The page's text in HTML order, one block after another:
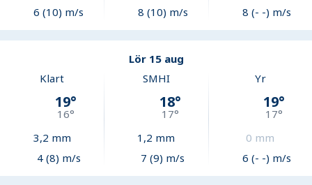
6 (10) m/s
8 (10) m/s
8 (- -) m/s
Lör 15 aug
Klart
19°
16°
3,2 mm
4 (8) m/s
SMHI
18°
17°
1,2 mm
7 (9) m/s
Yr
19°
17°
0 mm
6 (- -) m/s